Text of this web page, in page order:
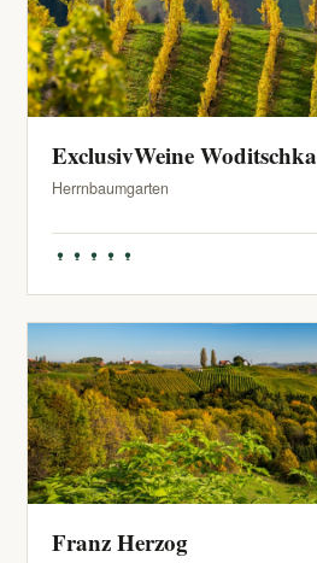
ExclusivWeine Woditschka
Herrnbaumgarten
Franz Herzog